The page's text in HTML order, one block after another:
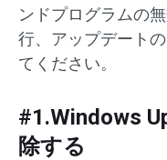
ンドプログラムの
行、アップデート
てください。
#1.Windows
除する